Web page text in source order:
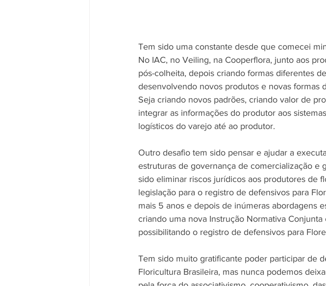
Tem sido uma constante desde que comecei
No IAC, no Veiling, na Cooperflora, junto aos
pós-colheita, depois criando formas diferentes
desenvolvendo novos produtos e novas formas
Seja criando novos padrões, criando valor de
integrar as informações do produtor aos
logísticos do varejo até ao produtor.
Outro desafio tem sido pensar e ajudar a
estruturas de governança de comercialização e
sido eliminar riscos jurídicos aos produtores de
legislação para o registro de defensivos para
mais 5 anos e depois de inúmeras abordagens
criando uma nova Instrução Normativa
possibilitando o registro de defensivos para
Tem sido muito gratificante poder participar de
Floricultura Brasileira, mas nunca podemos